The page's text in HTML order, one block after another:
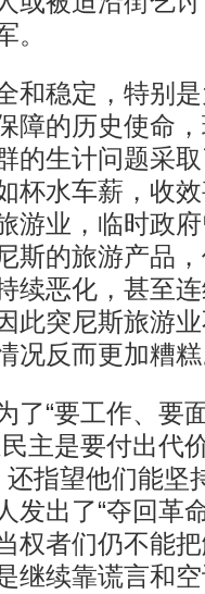
。
稳定，特别是
障的历史使命
的生计问题采
杯水车薪，收
游业，临时政
斯的旅游产品
续恶化，甚至
此突尼斯旅游
况反而更加糟
“要工作、要
主是要付出代
指望他们能坚
发出了“夺回革
权者们仍不能
继续靠谎言和